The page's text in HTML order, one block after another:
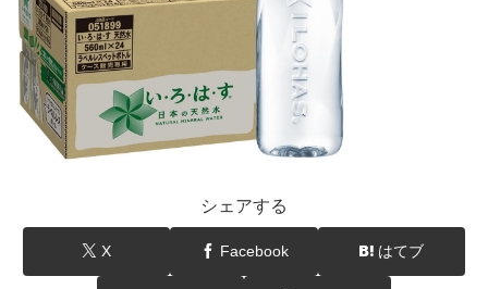
シェアする
X Facebook はてブ